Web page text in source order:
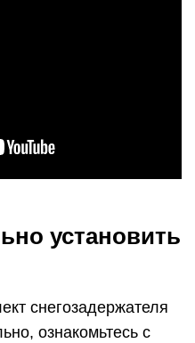
установить
снегозадержателя
ознакомьтесь с